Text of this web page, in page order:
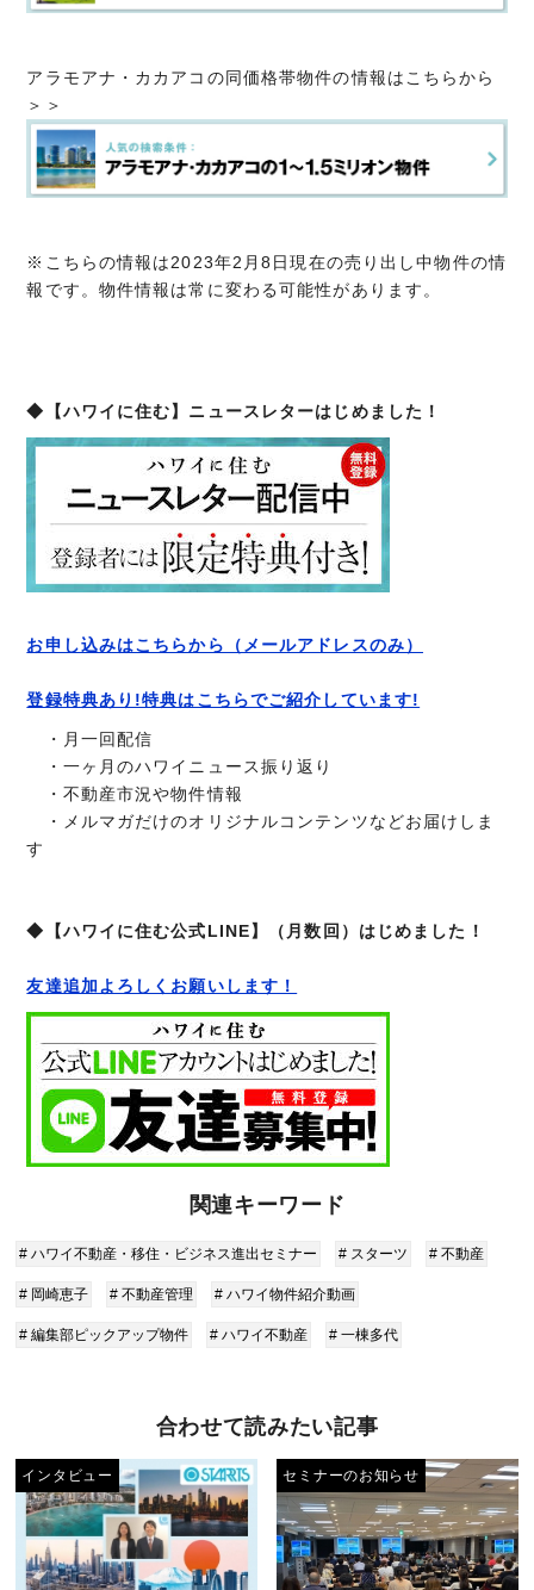
アラモアナ・カカアコの同価格帯物件の情報はこちらから
＞＞
※こちらの情報は2023年2月8日現在の売り出し中物件の情
報です。物件情報は常に変わる可能性があります。
◆【ハワイに住む】ニュースレターはじめました！
お申し込みはこちらから（メールアドレスのみ）
登録特典あり!特典はこちらでご紹介しています!
・月一回配信
・一ヶ月のハワイニュース振り返り
・不動産市況や物件情報
・メルマガだけのオリジナルコンテンツなどお届けしま
す
◆【ハワイに住む公式LINE】（月数回）はじめました！
友達追加よろしくお願いします！
関連キーワード
# ハワイ不動産・移住・ビジネス進出セミナー # スターツ # 不動産
# 岡崎恵子 # 不動産管理 # ハワイ物件紹介動画
# 編集部ピックアップ物件 # ハワイ不動産 # 一棟多代
合わせて読みたい記事
インタビュー セミナーのお知らせ